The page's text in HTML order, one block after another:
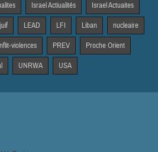
Israel Actiualités Israel Actuaites
juif LEAD LFI Liban nucleaire
violences PREV Proche Orient
UNRWA USA